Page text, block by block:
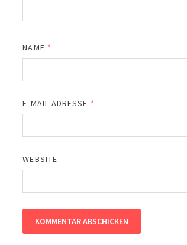
NAME *
E-MAIL-ADRESSE *
WEBSITE